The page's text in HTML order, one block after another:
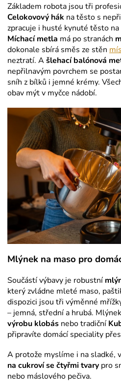
Základem robota jsou tři
Celokovový hák na těsto s
zpracuje i husté kynuté těsto na
Míchací metla má po stranách
dokonale sbírá směs ze stěn
neztratí. A šlehací balónová
nepřilnavým povrchem se
sníh z bílků i jemné krémy.
obav mýt v myčce nádobí.
Mlýnek na maso pro
Součástí výbavy je robustní
který zvládne mleté maso,
dispozici jsou tři výměnné
– jemná, střední a hrubá.
výrobu klobás nebo tradiční
připravíte domácí speciality
A protože myslíme i na sladké,
na cukroví se čtyřmi tvary pro
nebo máslového pečiva.